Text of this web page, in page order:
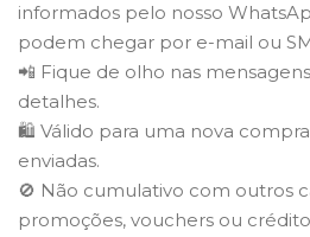
informados pelo nosso
podem chegar por e-mail ou
📲 Fique de olho nas
detalhes.
🛍️ Válido para uma nova
enviadas.
🚫 Não cumulativo com outros
promoções, vouchers ou